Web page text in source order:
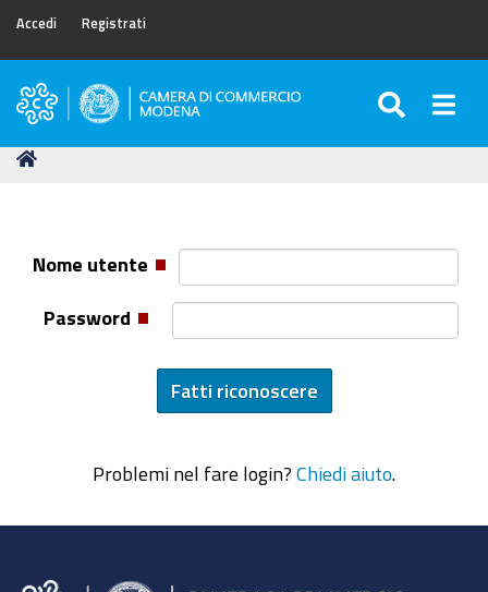
Accedi Registrati
Camera
Commercio
Tu
Nome utente
Password
Problemi nel fare login? Chiedi aiuto